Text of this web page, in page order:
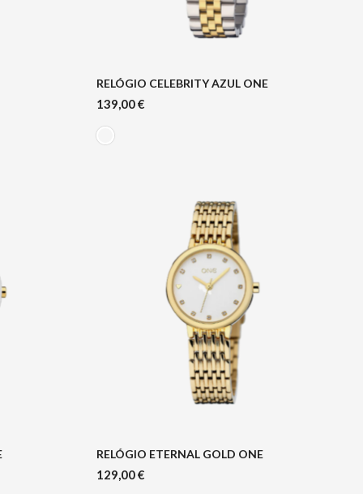
RELÓGIO CELEBRITY AZUL ONE
139,00€
RELÓGIO ETERNAL GOLD ONE
129,00€